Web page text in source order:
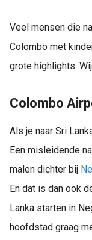
Veel mensen die
Colombo met
grote highlights.
Colombo
Als je naar Sri
Een misleidende
malen dichter bij
En dat is dan ook
Lanka starten in
hoofdstad graag